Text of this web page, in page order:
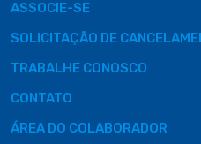
ASSOCIE-SE
SOLICITAÇÃO DE
TRABALHE CONOSCO
CONTATO
ÁREA DO COLABORADOR